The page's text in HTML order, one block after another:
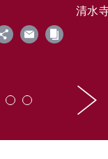
清水